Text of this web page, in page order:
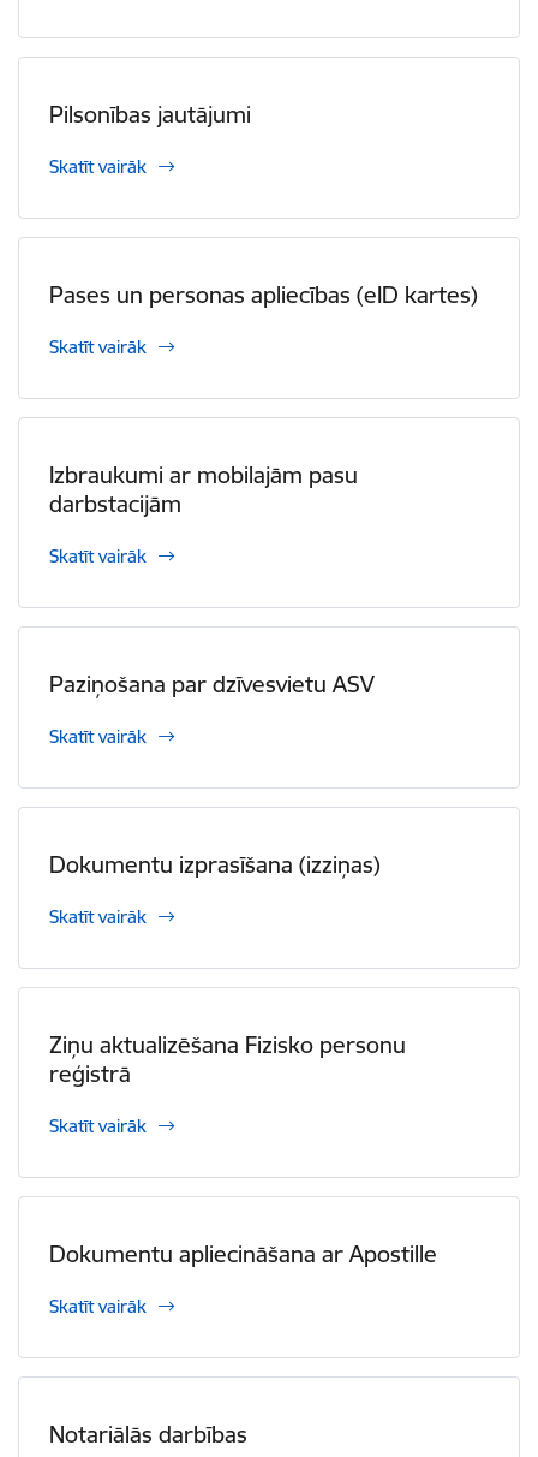
Pilsonības jautājumi
Skatīt vairāk
Pases un personas apliecības (eID kartes)
Skatīt vairāk
Izbraukumi ar mobilajām pasu
darbstacijām
Skatīt vairāk
Paziņošana par dzīvesvietu ASV
Skatīt vairāk
Dokumentu izprasīšana (izziņas)
Skatīt vairāk
Ziņu aktualizēšana Fizisko personu
reģistrā
Skatīt vairāk
Dokumentu apliecināšana ar Apostille
Skatīt vairāk
Notariālās darbības